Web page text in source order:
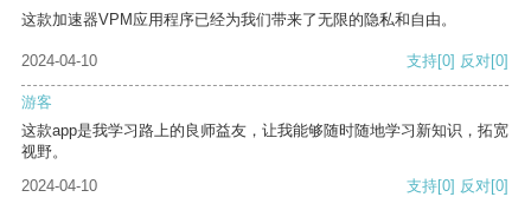
这款加速器VPM应用程序已经为我们带来了无限的隐私和自由。
2024-04-10 支持[0] 反对[0]
游客
这款app是我学习路上的良师益友，让我能够随时随地学习新知识，拓宽
视野。
2024-04-10
支持[0] 反对[0]